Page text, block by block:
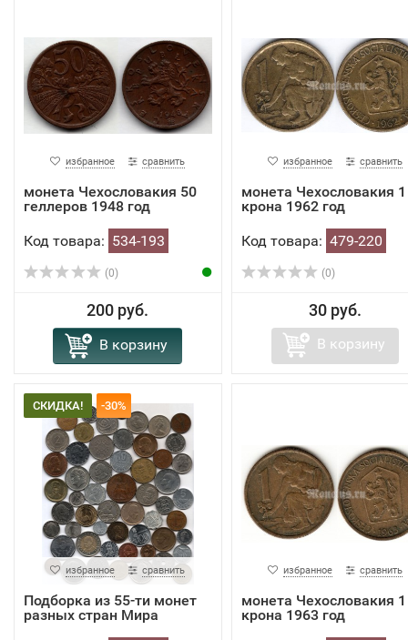
избранное сравнить
монета Чехословакия 50
геллеров 1948 год
Код товара: 534-193
(0)
200 руб.
В корзину
избранное сравнить
монета Чехословакия 1
крона 1962 год
Код товара: 479-220
(0)
30 руб.
В корзину
СКИДКА! -30%
избранное сравнить
Подборка из 55-ти монет
разных стран Мира
избранное сравнить
монета Чехословакия 1
крона 1963 год